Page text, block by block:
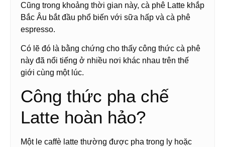
Cũng trong khoảng thời gian này, cà phê Latte khắp
Bắc Âu bắt đầu phổ biến với sữa hấp và cà phê
espresso.
Có lẽ đó là bằng chứng cho thấy công thức cà phê
này đã nổi tiếng ở nhiều nơi khác nhau trên thế
giới cùng một lúc.
Công thức pha chế
Latte hoàn hảo?
Một le caffè latte thường được pha trong ly hoặc